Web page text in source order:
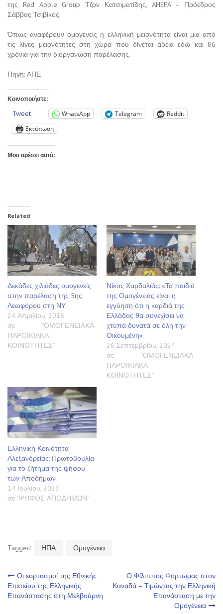
της Red Apple Group Τζον Κατσιματίδης, AHEPA – Πρόεδρος
Σάββας Τσιβίκος
Όπως αναφέρουν ομογενείς η ελληνική μειονότητα είναι μια από
τις λίγες μειονότητες στη χώρα που δίνεται άδεια εδώ και 86
χρόνια για την διοργάνωση παρέλασης.
Πηγή: ΑΠΕ
Κοινοποιήστε:
Tweet WhatsApp Telegram
Reddit
Εκτύπωση
Μου αρέσει αυτό:
Related
Δεκάδες χιλιάδες ομογενείς
στην παρέλαση της 5ης
Λεωφόρου στη ΝΥ
24 Απριλίου, 2018
σε "ΟΜΟΓΕΝΕΙΑΚΑ-
ΠΑΡΟΙΚΙΑΚΑ-
ΚΟΙΝΟΤΗΤΕΣ"
Νίκος Χαρδαλιάς: «Τα παιδιά
της Ομογένειας είναι η
εγγύηση ότι η καρδιά της
Ελλάδας θα συνεχίσει να
χτυπά δυνατά σε όλη την
Οικουμένη»
26 Σεπτεμβρίου, 2024
σε "ΟΜΟΓΕΝΕΙΑΚΑ-
ΠΑΡΟΙΚΙΑΚΑ-
ΚΟΙΝΟΤΗΤΕΣ"
Ελληνική Κοινότητα
Αλεξανδρείας: Πρωτοβουλία
για το ζήτημα της ψήφου
των Αποδήμων
14 Ιουλίου, 2023
σε "ΨΗΦΟΣ ΑΠΟΔΗΜΩΝ"
Tagged ΗΠΑ Ομογένεια
Πλοήγηση
άρθρων
Οι εορτασμοί της Εθνικής
Επετείου της Ελληνικής
Επανάστασης στη Μελβούρνη
Ο Φίλιππος Φόρτωμας στον
Καναδά – Τιμώντας την Ελληνική
Επανάσταση με την
Ομογένεια